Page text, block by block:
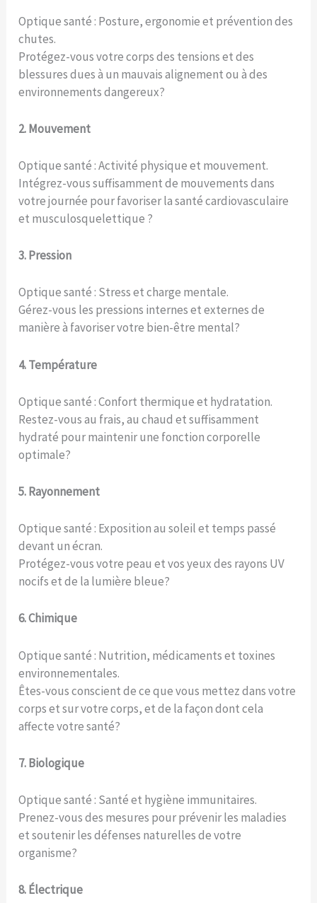
Optique santé : Posture, ergonomie et prévention des
chutes.
Protégez-vous votre corps des tensions et des
blessures dues à un mauvais alignement ou à des
environnements dangereux?
2. Mouvement
Optique santé : Activité physique et mouvement.
Intégrez-vous suffisamment de mouvements dans
votre journée pour favoriser la santé cardiovasculaire
et musculosquelettique ?
3. Pression
Optique santé : Stress et charge mentale.
Gérez-vous les pressions internes et externes de
manière à favoriser votre bien-être mental?
4. Température
Optique santé : Confort thermique et hydratation.
Restez-vous au frais, au chaud et suffisamment
hydraté pour maintenir une fonction corporelle
optimale?
5. Rayonnement
Optique santé : Exposition au soleil et temps passé
devant un écran.
Protégez-vous votre peau et vos yeux des rayons UV
nocifs et de la lumière bleue?
6. Chimique
Optique santé : Nutrition, médicaments et toxines
environnementales.
Êtes-vous conscient de ce que vous mettez dans votre
corps et sur votre corps, et de la façon dont cela
affecte votre santé?
7. Biologique
Optique santé : Santé et hygiène immunitaires.
Prenez-vous des mesures pour prévenir les maladies
et soutenir les défenses naturelles de votre
organisme?
8. Électrique